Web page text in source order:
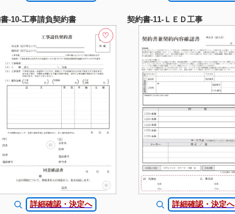
-10-工事請負契約書
♡
詳細確認・決定へ
契約書-11-ＬＥＤ工事
詳細確認・決定へ